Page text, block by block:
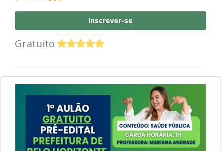
Inscrever-se
Gratuito